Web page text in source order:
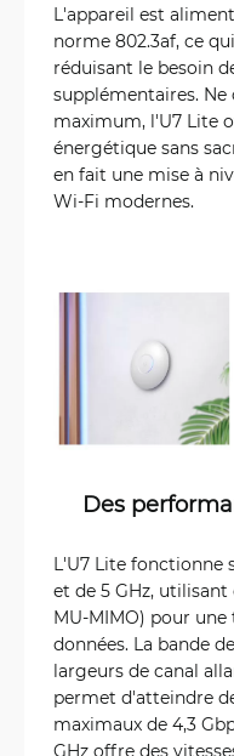
L'appareil est
norme 802.3af, ce
réduisant le besoin
supplémentaires.
maximum, l'U7 Lite
énergétique sans
en fait une mise à
Wi-Fi modernes.
Des
L'U7 Lite fonctionne
et de 5 GHz, utilisant
MU-MIMO) pour
données. La bande
largeurs de canal
permet d'atteindre
maximaux de 4,3
GHz offre des